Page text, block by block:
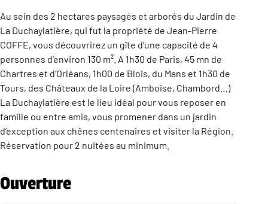
Au sein des 2 hectares paysagés et arborés du Jardin de
La Duchaylatière, qui fut la propriété de Jean-Pierre
COFFE, vous découvrirez un gîte d’une capacité de 4
personnes d’environ 130 m². A 1h30 de Paris, 45 mn de
Chartres et d’Orléans, 1h00 de Blois, du Mans et 1h30 de
Tours, des Châteaux de la Loire (Amboise, Chambord…)
La Duchaylatière est le lieu idéal pour vous reposer en
famille ou entre amis, vous promener dans un jardin
d’exception aux chênes centenaires et visiter la Région.
Réservation pour 2 nuitées au minimum.
Ouverture